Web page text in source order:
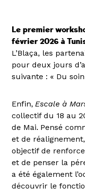
Le premier
février 2026 à
L’Blaça, les
pour deux jours
suivante : « Du
Enfin, Escale à
collectif du 18 au
de Mai. Pensé
et de
objectif de
et de penser la
a été également
découvrir le